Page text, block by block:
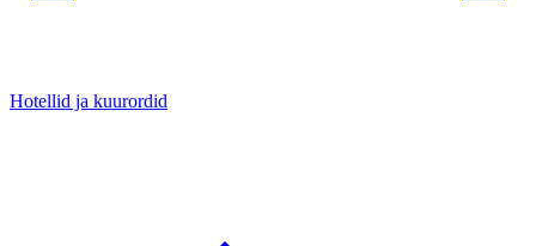
Hotellid ja kuurordid